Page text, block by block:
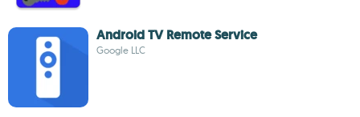
Android TV Remote Service
Google LLC